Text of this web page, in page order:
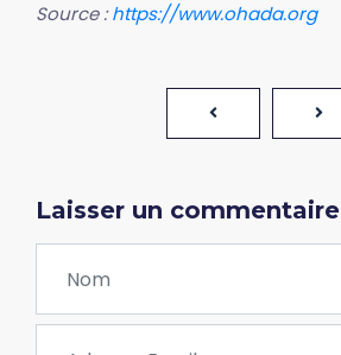
Source :https://www.ohada.org
Laisser un commentaire